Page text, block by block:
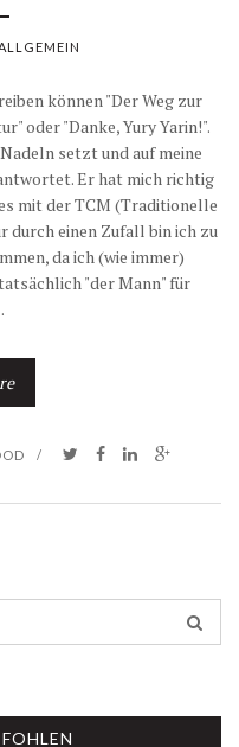
können "Der Weg zur
oder "Danke, Yury Yarin!".
setzt und auf meine
Er hat mich richtig
mit der TCM (Traditionelle
durch einen Zufall bin ich zu
da ich (wie immer)
"der Mann" für
/